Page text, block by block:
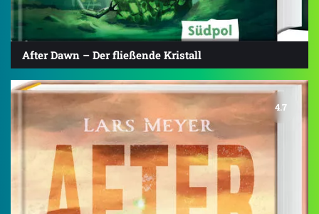
After Dawn – Der fließende Kristall
4.7